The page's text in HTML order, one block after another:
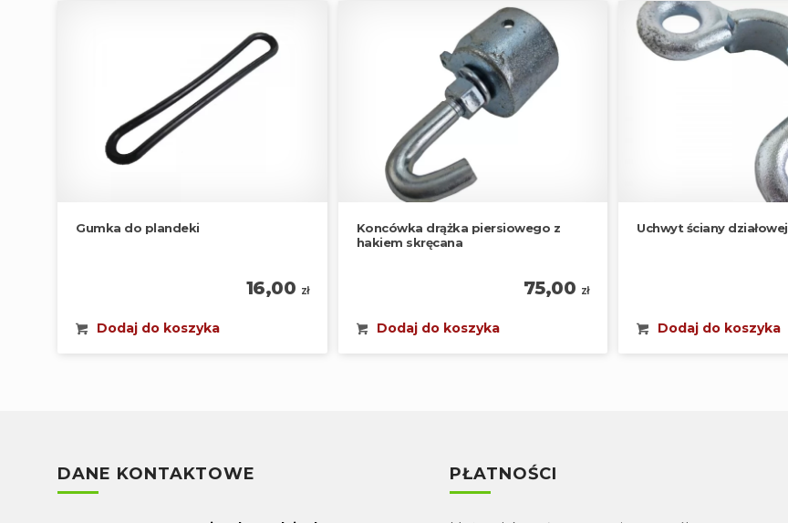
Gumka do plandeki
16,00 zł
Dodaj do koszyka
Koncówka drążka piersiowego z
hakiem skręcana
75,00 zł
Dodaj do koszyka
Uchwyt ściany działowej
Dodaj do koszyka
DANE KONTAKTOWE PŁATNOŚCI